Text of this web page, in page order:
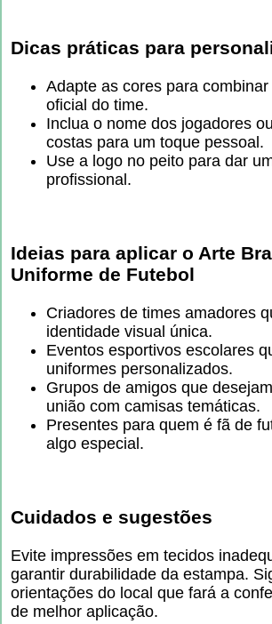
Dicas práticas para
Adapte as cores para
oficial do time.
Inclua o nome dos jogadores
costas para um toque pessoal.
Use a logo no peito para dar
profissional.
Ideias para aplicar o Arte
Uniforme de Futebol
Criadores de times amadores
identidade visual única.
Eventos esportivos escolares
uniformes personalizados.
Grupos de amigos que
união com camisas temáticas.
Presentes para quem é fã de
algo especial.
Cuidados e sugestões
Evite impressões em tecidos
garantir durabilidade da estampa.
orientações do local que fará a
de melhor aplicação.